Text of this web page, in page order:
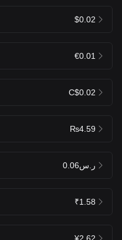
$0.02
€0.01
C$0.02
₨4.59
ر.س0.06
₹1.58
¥2.62